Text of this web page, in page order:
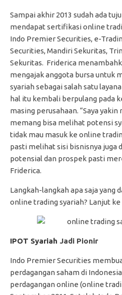
Sampai akhir 2013 sudah ada
mendapat sertifikasi online
Indo Premier Securities, e-
Securities, Mandiri Sekuritas,
Sekuritas. Friderica
mengajak anggota bursa untuk
syariah sebagai salah satu
hal itu kembali berpulang pada
masing perusahaan. “Saya
memang bisa melihat potensi
tidak mau masuk ke online
pasti melihat sisi bisnisnya juga
potensial dan prospek pasti
Friderica.
Langkah-langkah apa saja yang
online trading syariah? Lanjut
IPOT Syariah Jadi Pionir
Indo Premier Securities
perdagangan saham di
perdagangan online (online